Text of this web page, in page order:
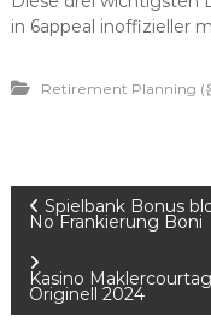
in 6appeal inoffizieller
Retirement Planning (
P Spielbank Bonus
No Frankierung Boni
Kasino
Originell 2024